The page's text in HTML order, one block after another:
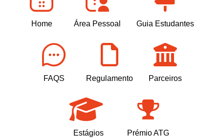
Home Área Pessoal Guia Estudantes
FAQS Regulamento Parceiros
Estágios Prémio ATG